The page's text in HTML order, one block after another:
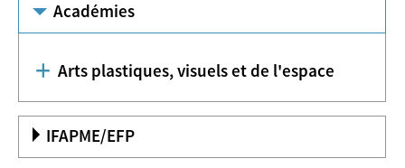
Académies
Arts plastiques, visuels et de l'espace
IFAPME/EFP